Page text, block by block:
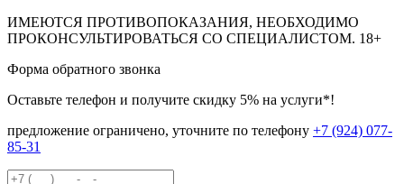
ИМЕЮТСЯ ПРОТИВОПОКАЗАНИЯ, НЕОБХОДИМО
ПРОКОНСУЛЬТИРОВАТЬСЯ СО СПЕЦИАЛИСТОМ. 18+
Форма обратного звонка
Оставьте телефон и получите скидку 5% на услуги*!
предложение ограничено, уточните по телефону +7 (924) 077-
85-31